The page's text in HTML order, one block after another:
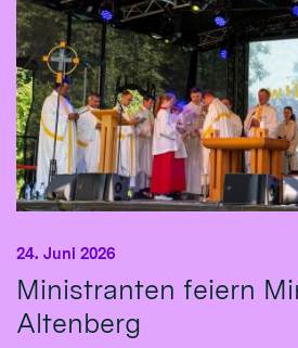
Ministranten feiern
Altenberg
24. Juni 2026